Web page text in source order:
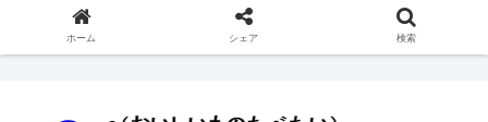
ホーム シェア 検索